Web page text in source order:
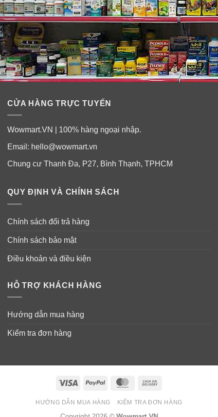
CỬA HÀNG TRỰC TUYẾN
Wowmart.VN | 100% hàng ngoại nhập.
Email: hello@wowmart.vn
Chung cư Thanh Đa, P27, Bình Thạnh, TPHCM
QUY ĐỊNH VÀ CHÍNH SÁCH
Chính sách đổi trả hàng
Chính sách bảo mật
Điều khoản và điều kiện
HỖ TRỢ KHÁCH HÀNG
Hướng dẫn mua hàng
Kiểm tra đơn hàng
Visa PayPal MasterCard
Delivery
HƯỚNG DẪN MUA HÀNG KIỂM TRA ĐƠN HÀNG